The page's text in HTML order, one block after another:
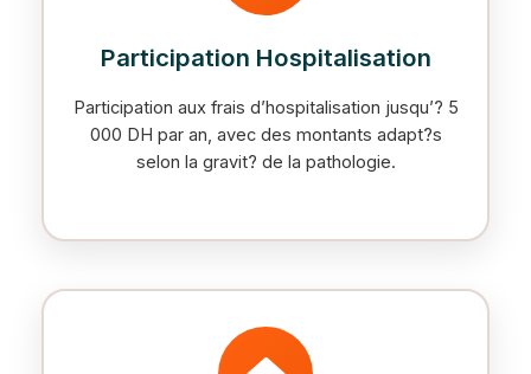
Participation Hospitalisation
Participation aux frais d’hospitalisation jusqu’? 5
000 DH par an, avec des montants adapt?s
selon la gravit? de la pathologie.